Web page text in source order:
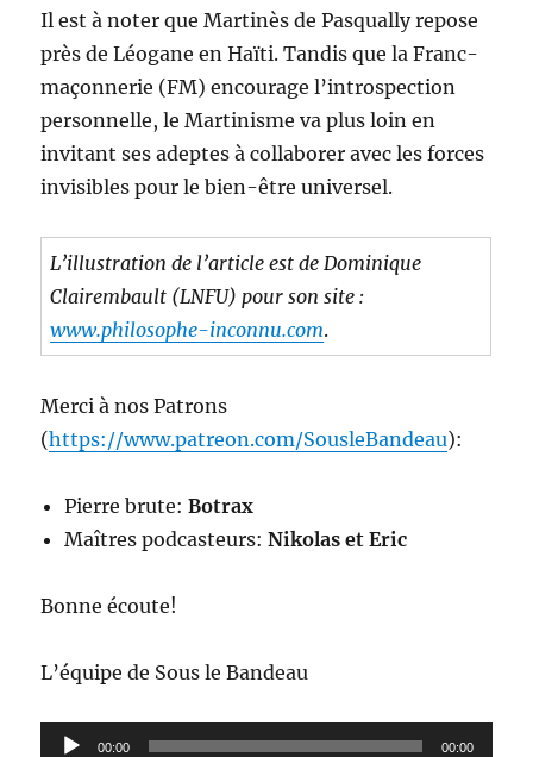
Il est à noter que Martinès de Pasqually repose
près de Léogane en Haïti. Tandis que la Franc-
maçonnerie (FM) encourage l’introspection
personnelle, le Martinisme va plus loin en
invitant ses adeptes à collaborer avec les forces
invisibles pour le bien-être universel.
L’illustration de l’article est de Dominique
Clairembault (LNFU) pour son site :
www.philosophe-inconnu.com.
Merci à nos Patrons
(https://www.patreon.com/SousleBandeau):
Pierre brute:Botrax
Maîtres podcasteurs:Nikolas et Eric
Bonne écoute!
L’équipe de Sous le Bandeau
Lecteur00:00 00:00